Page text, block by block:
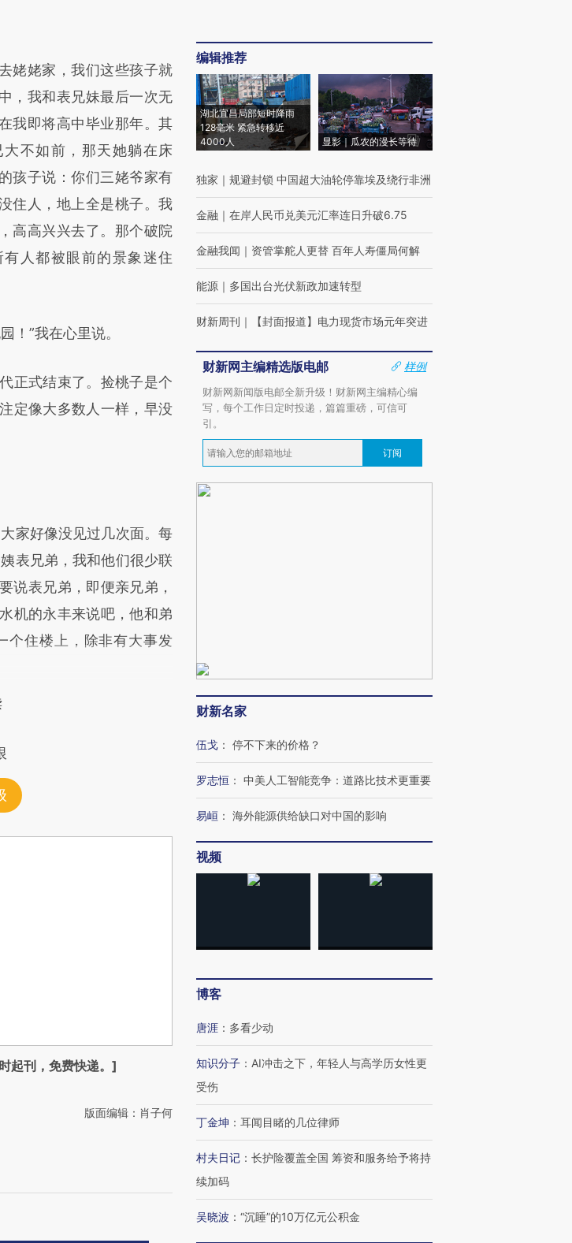
MUNvZC28]
实意图存在偏差。不代表
荐点击链接阅读原文细致
姥家，我们这些孩子就
，我和表兄妹最后一次无
我即将高中毕业那年。其
不如前，那天她躺在床
孩子说：你们三姥爷家有
住人，地上全是桃子。我
高高兴兴去了。那个破院
人都被眼前的景象迷住
”我在心里说。
式结束了。捡桃子是个
定像大多数人一样，早没
家好像没见过几次面。每
表兄弟，我和他们很少联
表兄弟，即便亲兄弟，
机的永丰来说吧，他和弟
个住楼上，除非有大事发
时起刊，免费快递。]
版面编辑：肖子何
编辑推荐
湖北宜昌局部短时降雨
128毫米 紧急转移近
4000人
显影｜瓜农的漫长等待
独家 ｜ 规避封锁 中国超大油轮停靠埃及绕行非洲
金融 ｜ 在岸人民币兑美元汇率连日升破6.75
金融我闻 ｜ 资管掌舵人更替 百年人寿僵局何解
能源 ｜ 多国出台光伏新政加速转型
财新周刊 ｜ 【封面报道】电力现货市场元年突进
财新网主编精选版电邮
样例
财新网新闻版电邮全新升级！财新网主编精心编
写，每个工作日定时投递，篇篇重磅，可信可
引。
订阅
财新名家
伍戈 ： 停不下来的价格？
罗志恒 ： 中美人工智能竞争：道路比技术更重要
易峘 ： 海外能源供给缺口对中国的影响
视频
博客
唐涯 ： 多看少动
知识分子 ： AI冲击之下，年轻人与高学历女性更
受伤
丁金坤 ： 耳闻目睹的几位律师
村夫日记 ： 长护险覆盖全国 筹资和服务给予将持
续加码
吴晓波 ： “沉睡”的10万亿元公积金